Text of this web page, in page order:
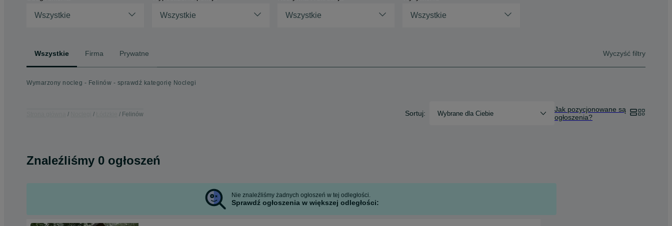
Wszystkie Wszystkie Wszystkie Wszystkie
Wszystkie Firma Prywatne Wyczyść filtry
Wymarzony nocleg - Felinów - sprawdź kategorię Noclegi
Felinów Sortuj: Wybrane dla Ciebie
Jak pozycjonowane są
ogłoszenia?
Znaleźliśmy 0 ogłoszeń
Nie znaleźliśmy żadnych ogłoszeń w tej odległości.
Sprawdź ogłoszenia w większej odległości: